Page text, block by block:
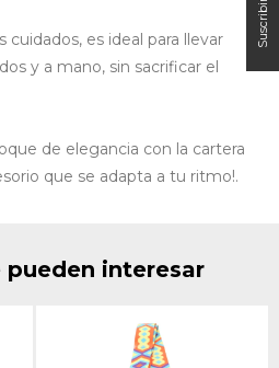
cuidados, es ideal para llevar
y a mano, sin sacrificar el
de elegancia con la cartera
que se adapta a tu ritmo!.
interesar